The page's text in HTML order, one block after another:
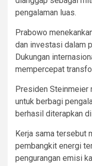
pengalaman luas.
Prabowo
dan investasi dalam
Dukungan
mempercepat
Presiden Steinmeier
untuk berbagi
berhasil diterapkan di
Kerja sama tersebut
pembangkit energi
pengurangan emisi